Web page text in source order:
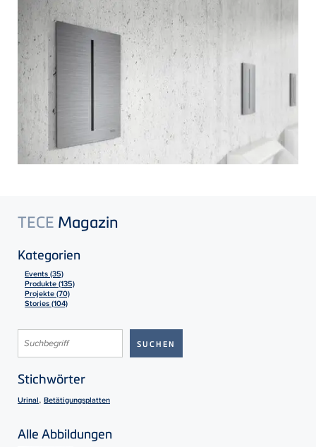
TECE Magazin
Kategorien
Events (35)
Produkte (135)
Projekte (70)
Stories (104)
Stichwörter
Urinal, Betätigungsplatten
Alle Abbildungen